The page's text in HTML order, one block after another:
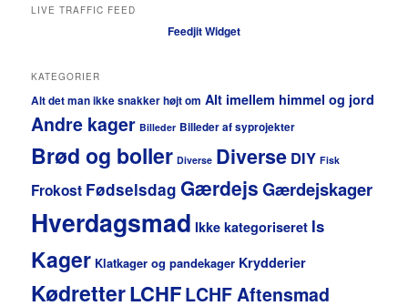
LIVE TRAFFIC FEED
Feedjit Widget
KATEGORIER
Alt det man ikke snakker højt om Alt imellem himmel og jord
Andre kager Billeder Billeder af syprojekter
Brød og boller Diverse Diverse DIY Fisk
Frokost Fødselsdag GærdejsGærdejskager
Hverdagsmad Ikke kategoriseret Is
Kager Klatkager og pandekager Krydderier
KødretterLCHFLCHF Aftensmad